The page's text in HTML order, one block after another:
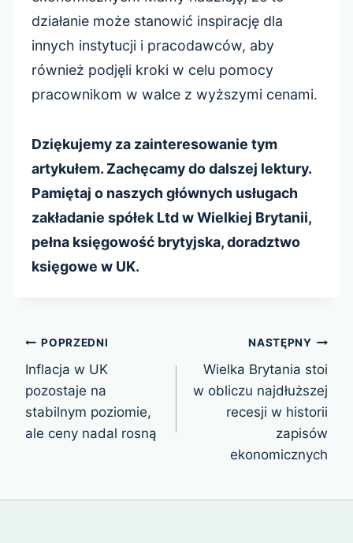
działanie może stanowić inspirację dla
innych instytucji i pracodawców, aby
również podjęli kroki w celu pomocy
pracownikom w walce z wyższymi cenami.
Dziękujemy za zainteresowanie tym
artykułem. Zachęcamy do dalszej lektury.
Pamiętaj o naszych głównych usługach
zakładanie spółek Ltd w Wielkiej Brytanii,
pełna księgowość brytyjska, doradztwo
księgowe w UK.
Nawigacja
wpisu
POPRZEDNI
Inflacja w UK
pozostaje na
stabilnym poziomie,
ale ceny nadal rosną
NASTĘPNY
Wielka Brytania stoi
w obliczu najdłuższej
recesji w historii
zapisów
ekonomicznych